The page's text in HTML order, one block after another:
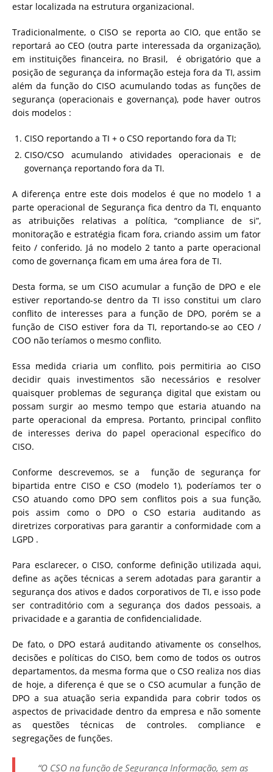
estar localizada na estrutura organizacional.
Tradicionalmente, o CISO se reporta ao CIO, que então se
reportará ao CEO (outra parte interessada da organização),
em instituições financeira, no Brasil, é obrigatório que a
posição de segurança da informação esteja fora da TI, assim
além da função do CISO acumulando todas as funções de
segurança (operacionais e governança), pode haver outros
dois modelos :
CISO reportando a TI + o CSO reportando fora da TI;
CISO/CSO acumulando atividades operacionais e de
governança reportando fora da TI.
A diferença entre este dois modelos é que no modelo 1 a
parte operacional de Segurança fica dentro da TI, enquanto
as atribuições relativas a política, “compliance de si”,
monitoração e estratégia ficam fora, criando assim um fator
feito / conferido. Já no modelo 2 tanto a parte operacional
como de governança ficam em uma área fora de TI.
Desta forma, se um CISO acumular a função de DPO e ele
estiver reportando-se dentro da TI isso constitui um claro
conflito de interesses para a função de DPO, porém se a
função de CISO estiver fora da TI, reportando-se ao CEO /
COO não teríamos o mesmo conflito.
Essa medida criaria um conflito, pois permitiria ao CISO
decidir quais investimentos são necessários e resolver
quaisquer problemas de segurança digital que existam ou
possam surgir ao mesmo tempo que estaria atuando na
parte operacional da empresa. Portanto, principal conflito
de interesses deriva do papel operacional específico do
CISO.
Conforme descrevemos, se a função de segurança for
bipartida entre CISO e CSO (modelo 1), poderíamos ter o
CSO atuando como DPO sem conflitos pois a sua função,
pois assim como o DPO o CSO estaria auditando as
diretrizes corporativas para garantir a conformidade com a
LGPD .
Para esclarecer, o CISO, conforme definição utilizada aqui,
define as ações técnicas a serem adotadas para garantir a
segurança dos ativos e dados corporativos de TI, e isso pode
ser contraditório com a segurança dos dados pessoais, a
privacidade e a garantia de confidencialidade.
De fato, o DPO estará auditando ativamente os conselhos,
decisões e políticas do CISO, bem como de todos os outros
departamentos, da mesma forma que o CSO realiza nos dias
de hoje, a diferença é que se o CSO acumular a função de
DPO a sua atuação seria expandida para cobrir todos os
aspectos de privacidade dentro da empresa e não somente
as questões técnicas de controles. compliance e
segregações de funções.
“O CSO na função de Segurança Informação, sem as